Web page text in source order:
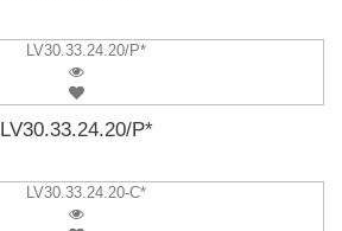
LV30.33.24.20/P*